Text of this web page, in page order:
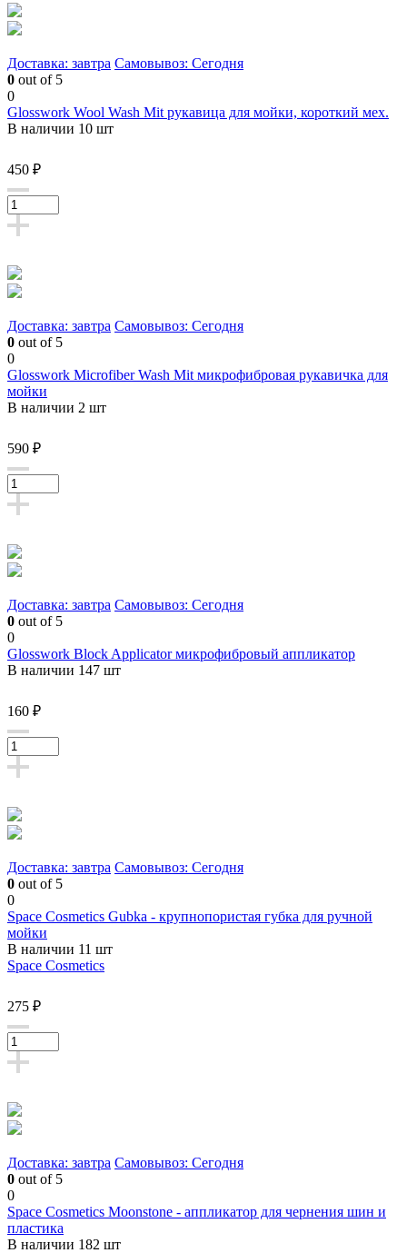
Доставка: завтра Самовывоз: Сегодня
0 out of 5
0
Glosswork Wool Wash Mit рукавица для мойки, короткий мех.
В наличии 10 шт
450 ₽
Доставка: завтра Самовывоз: Сегодня
0 out of 5
0
Glosswork Microfiber Wash Mit микрофибровая рукавичка для
мойки
В наличии 2 шт
590 ₽
Доставка: завтра Самовывоз: Сегодня
0 out of 5
0
Glosswork Block Applicator микрофибровый аппликатор
В наличии 147 шт
160 ₽
Доставка: завтра Самовывоз: Сегодня
0 out of 5
0
Space Cosmetics Gubka - крупнопористая губка для ручной
мойки
В наличии 11 шт
Space Cosmetics
275 ₽
Доставка: завтра Самовывоз: Сегодня
0 out of 5
0
Space Cosmetics Moonstone - аппликатор для чернения шин и
пластика
В наличии 182 шт